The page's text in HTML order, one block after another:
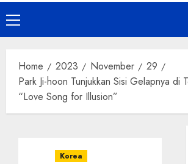
Primary
Menu
Home 2023 November
29
Park Ji-hoon Tunjukkan Sisi Gelapnya di
“Love Song for Illusion”
Korea